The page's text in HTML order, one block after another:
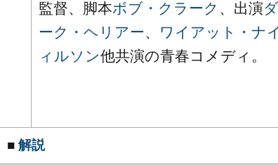
監督、脚本ボブ・クラーク 、出演
ーク・ヘリアー、 ワイアット・ナ
ィルソン他共演の青春コメディ。
■ 解説